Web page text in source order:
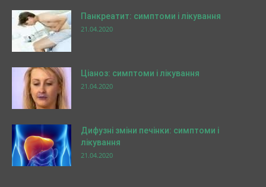
Панкреатит: симптоми і лікування
21.04.2020
Ціаноз: симптоми і лікування
21.04.2020
Дифузні зміни печінки: симптоми і
лікування
21.04.2020